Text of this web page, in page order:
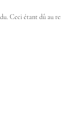
Ceci étant dû au